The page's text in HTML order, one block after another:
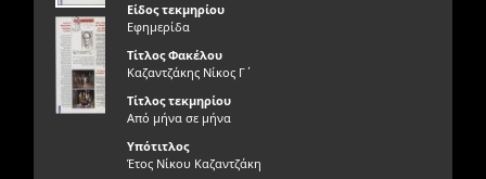
Είδος τεκμηρίου
Εφημερίδα
Τίτλος Φακέλου
Καζαντζάκης Νίκος Γ΄
Τίτλος τεκμηρίου
Από μήνα σε μήνα
Υπότιτλος
Έτος Νίκου Καζαντζάκη